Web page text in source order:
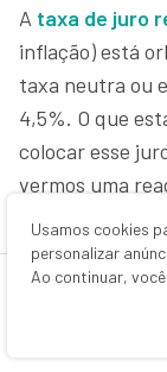
A taxa de juro
inflação) está
taxa neutra ou
4,5%. O que
colocar esse
vermos uma
Usamos cookies
personalizar
Ao continuar,